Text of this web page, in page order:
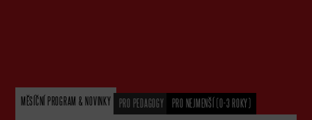
MĚSÍČNÍ PROGRAM & NOVINKY PRO PEDAGOGY PRO NEJMENŠÍ (0-3 ROKY)